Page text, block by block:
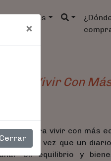
Agendas
×
Cerrar
Para Vivir Con
para vivir con más
a la vez que un
en equilibrio y